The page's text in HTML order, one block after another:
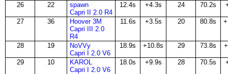
26 22
spawn
Capri II 2.0 R4
12.4s +4.3s 24 70.2s
27 36
Hoover 3M
Capri III 2.0
R4
11.6s +3.5s 20 80.8s
28 19
NoVVy
Capri I 2.0 V6
18.9s +10.8s 29 73.8s
29 10
KAROL
Capri I 2.0 V6
18.0s +9.9s 28 70.5s